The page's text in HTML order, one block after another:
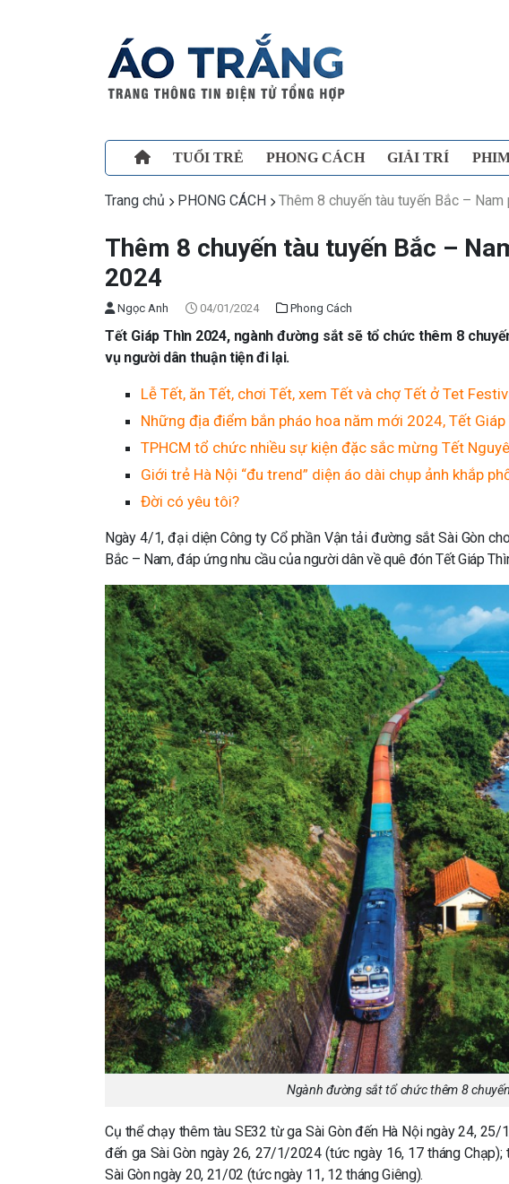
TUỔI TRẺ PHONG CÁCH GIẢI TRÍ
Trang chủ PHONG CÁCH Thêm 8 chuyến tàu tuyến Bắc –
Thêm 8 chuyến tàu tuyến Bắc –
2024
Ngọc Anh 04/01/2024 Phong Cách
Tết Giáp Thìn 2024, ngành đường sắt sẽ tổ chức thêm 8
vụ người dân thuận tiện đi lại.
Lễ Tết, ăn Tết, chơi Tết, xem Tết và chợ Tết ở Tet
Những địa điểm bắn pháo hoa năm mới 2024, Tết Giáp
TPHCM tổ chức nhiều sự kiện đặc sắc mừng Tết
Giới trẻ Hà Nội “đu trend” diện áo dài chụp ảnh khắp
Đời có yêu tôi?
Ngày 4/1, đại diện Công ty Cổ phần Vận tải đường sắt Sài Gòn
Bắc – Nam, đáp ứng nhu cầu của người dân về quê đón Tết Giáp
Ngành đường sắt tổ chức thêm 8
Cụ thể chạy thêm tàu SE32 từ ga Sài Gòn đến Hà Nội ngày 24,
đến ga Sài Gòn ngày 26, 27/1/2024 (tức ngày 16, 17 tháng
Sài Gòn ngày 20, 21/02 (tức ngày 11, 12 tháng Giêng).